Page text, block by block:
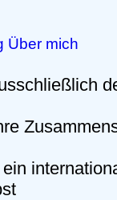
Über mich